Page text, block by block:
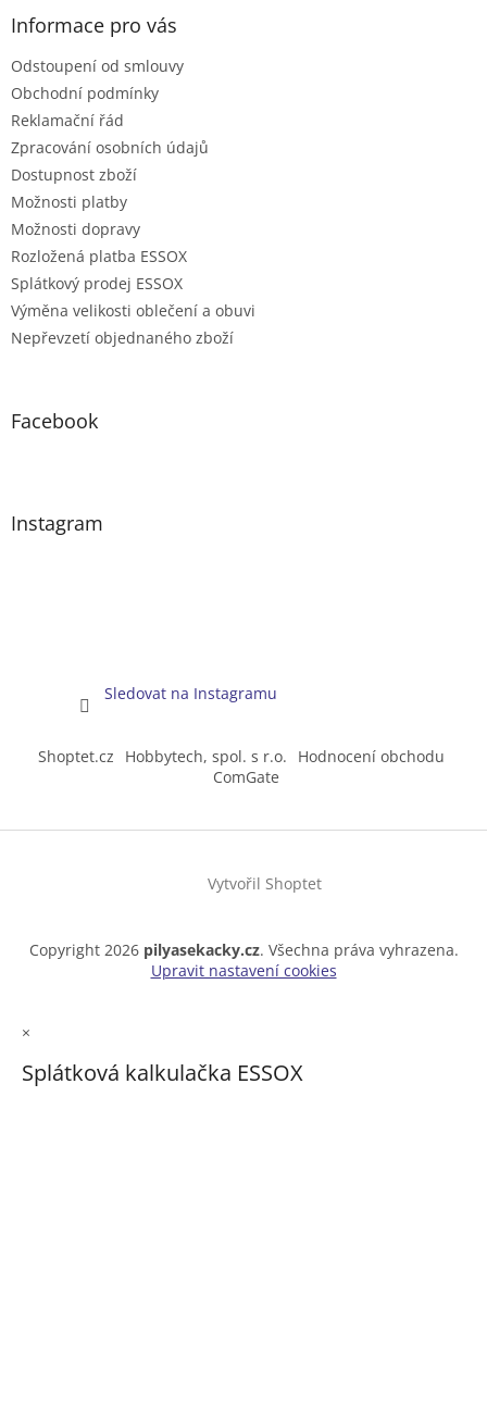
Informace pro vás
Odstoupení od smlouvy
Obchodní podmínky
Reklamační řád
Zpracování osobních údajů
Dostupnost zboží
Možnosti platby
Možnosti dopravy
Rozložená platba ESSOX
Splátkový prodej ESSOX
Výměna velikosti oblečení a obuvi
Nepřevzetí objednaného zboží
Facebook
Instagram
Sledovat na Instagramu
Shoptet.cz Hobbytech, spol. s r.o.
Hodnocení obchodu
ComGate
Vytvořil Shoptet
Copyright 2026 pilyasekacky.cz. Všechna práva vyhrazena.
Upravit nastavení cookies
×
Splátková kalkulačka ESSOX